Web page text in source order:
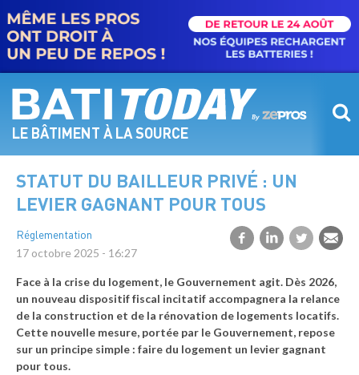
contenu
principal
LE BÂTIMENT À LA SOURCE
STATUT DU BAILLEUR PRIVÉ : UN
LEVIER GAGNANT POUR TOUS
Réglementation
17 octobre 2025 - 16:27
Face à la crise du logement, le Gouvernement agit. Dès 2026,
un nouveau dispositif fiscal incitatif accompagnera la relance
de la construction et de la rénovation de logements locatifs.
Cette nouvelle mesure, portée par le Gouvernement, repose
sur un principe simple : faire du logement un levier gagnant
pour tous.